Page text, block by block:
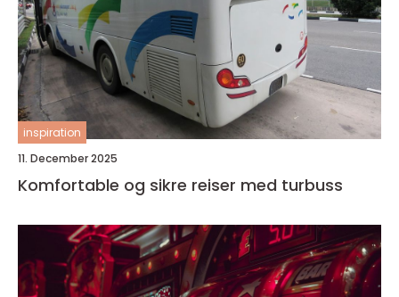
inspiration
11. December 2025
Komfortable og sikre reiser med turbuss